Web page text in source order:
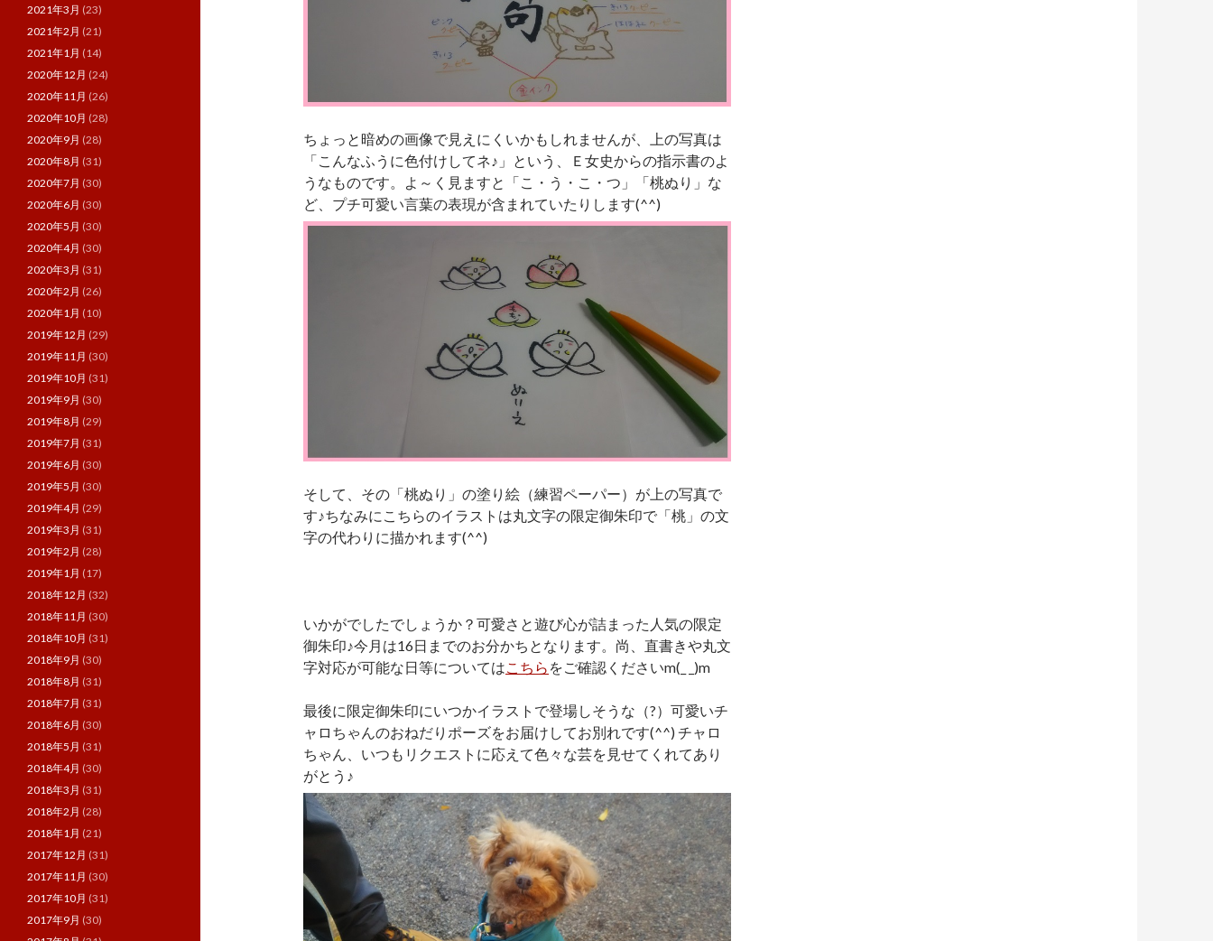
ちょっと暗めの画像で見えにくいかもしれませんが、上の写真は
「こんなふうに色付けしてネ♪」という、Ｅ女史からの指示書のよ
うなものです。よ～く見ますと「こ・う・こ・つ」「桃ぬり」な
ど、プチ可愛い言葉の表現が含まれていたりします(^^)
そして、その「桃ぬり」の塗り絵（練習ペーパー）が上の写真で
す♪ちなみにこちらのイラストは丸文字の限定御朱印で「桃」の文
字の代わりに描かれます(^^)
いかがでしたでしょうか？可愛さと遊び心が詰まった人気の限定
御朱印♪今月は16日までのお分かちとなります。尚、直書きや丸文
字対応が可能な日等についてはこちら をご確認くださいm(_ _)m
最後に限定御朱印にいつかイラストで登場しそうな（?）可愛いチ
ャロちゃんのおねだりポーズをお届けしてお別れです(^^) チャロ
ちゃん、いつもリクエストに応えて色々な芸を見せてくれてあり
がとう♪
2021年3月 (23)
2021年2月 (21)
2021年1月 (14)
2020年12月 (24)
2020年11月 (26)
2020年10月 (28)
2020年9月 (28)
2020年8月 (31)
2020年7月 (30)
2020年6月 (30)
2020年5月 (30)
2020年4月 (30)
2020年3月 (31)
2020年2月 (26)
2020年1月 (10)
2019年12月 (29)
2019年11月 (30)
2019年10月 (31)
2019年9月 (30)
2019年8月 (29)
2019年7月 (31)
2019年6月 (30)
2019年5月 (30)
2019年4月 (29)
2019年3月 (31)
2019年2月 (28)
2019年1月 (17)
2018年12月 (32)
2018年11月 (30)
2018年10月 (31)
2018年9月 (30)
2018年8月 (31)
2018年7月 (31)
2018年6月 (30)
2018年5月 (31)
2018年4月 (30)
2018年3月 (31)
2018年2月 (28)
2018年1月 (21)
2017年12月 (31)
2017年11月 (30)
2017年10月 (31)
2017年9月 (30)